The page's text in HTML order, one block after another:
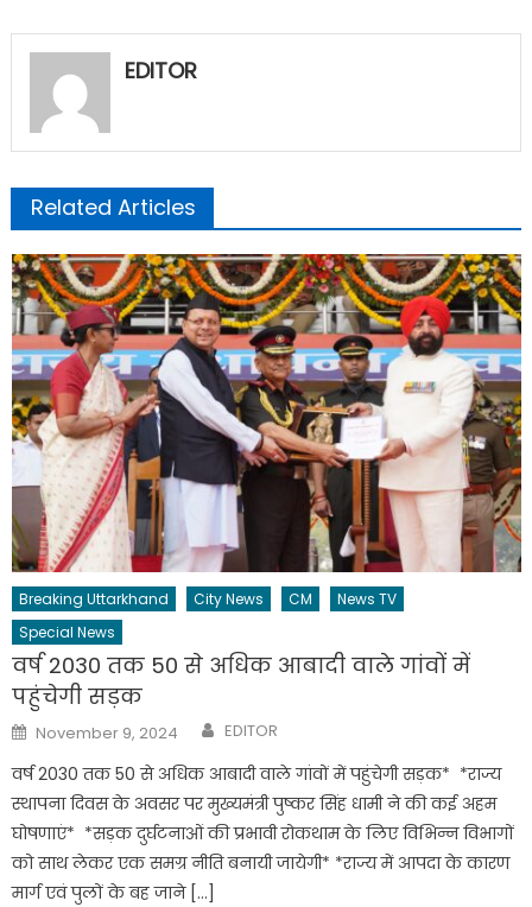
EDITOR
Related Articles
Breaking Uttarkhand City News CM
News TV
Special News
वर्ष 2030 तक 50 से अधिक आबादी वाले गांवों में
पहुंचेगी सड़क
Posted
on
November 9, 2024 Author
EDITOR
वर्ष 2030 तक 50 से अधिक आबादी वाले गांवों में पहुंचेगी सड़क* *राज्य
स्थापना दिवस के अवसर पर मुख्यमंत्री पुष्कर सिंह धामी ने की कई अहम
घोषणाएं* *सड़क दुर्घटनाओं की प्रभावी रोकथाम के लिए विभिन्न विभागों
को साथ लेकर एक समग्र नीति बनायी जायेगी* *राज्य में आपदा के कारण
मार्ग एवं पुलों के बह जाने […]